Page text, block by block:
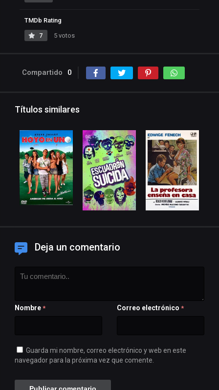
TMDb Rating
7 5 votos
Compartido 0
Títulos similares
Deja un comentario
Nombre * Correo electrónico *
Guarda mi nombre, correo electrónico y web en este
navegador para la próxima vez que comente.